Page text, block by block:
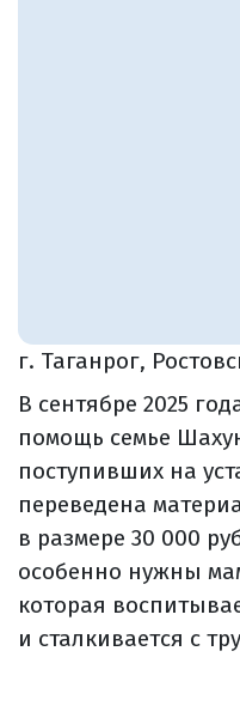
г. Таганрог,
В сентябре 2025
помощь семье
поступивших на
переведена
в размере 30 000
особенно нужны
которая
и сталкивается с